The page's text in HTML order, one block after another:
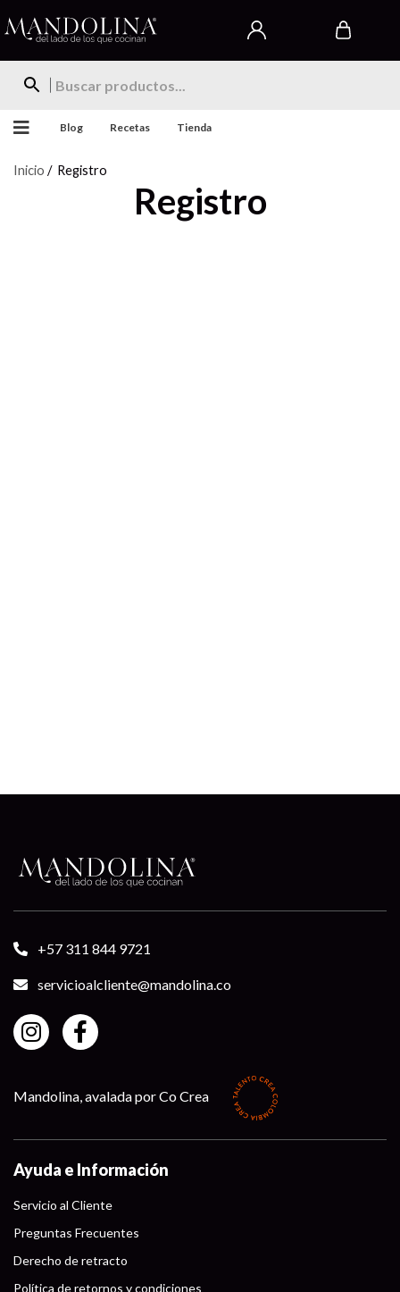
Blog Recetas Tienda
Inicio / Registro
Registro
+57 311 844 9721
servicioalcliente@mandolina.co
Mandolina, avalada por Co Crea
Ayuda e Información
Servicio al Cliente
Preguntas Frecuentes
Derecho de retracto
Política de retornos y condiciones